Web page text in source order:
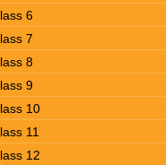
6
7
8
9
10
11
12